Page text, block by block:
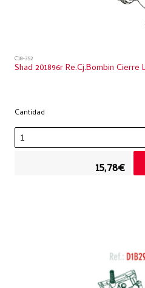
C18-352
Shad 201896r Re.cj.bombin Cierre
Cantidad
15,78€